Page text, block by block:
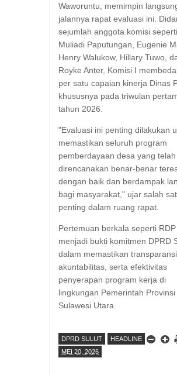
Waworuntu, memimpin
jalannya rapat evaluasi ini.
sejumlah anggota komisi seperti
Muliadi Paputungan, Eugenie
Henry Walukow, Hillary Tuwo,
Royke Anter, Komisi I
per satu capaian kinerja Dinas
khususnya pada triwulan
tahun 2026.
​"Evaluasi ini penting dilakukan
memastikan seluruh program
pemberdayaan desa yang telah
direncanakan benar-benar
dengan baik dan berdampak
bagi masyarakat," ujar salah
penting dalam ruang rapat.
​Pertemuan berkala seperti
menjadi bukti komitmen DPRD
dalam memastikan transparansi,
akuntabilitas, serta efektivitas
penyerapan program kerja di
lingkungan Pemerintah Provinsi
Sulawesi Utara.
DPRD SULUT
HEADLINE
MEI 20, 2026